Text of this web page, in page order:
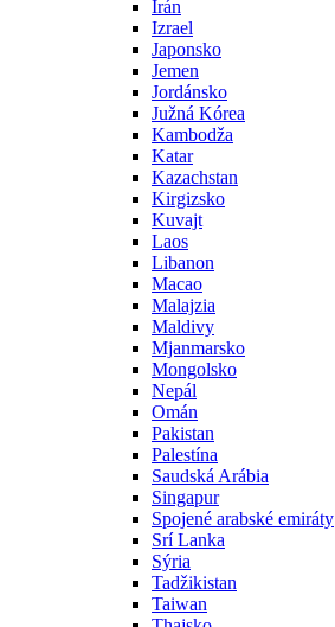
Irán
Izrael
Japonsko
Jemen
Jordánsko
Južná Kórea
Kambodža
Katar
Kazachstan
Kirgizsko
Kuvajt
Laos
Libanon
Macao
Malajzia
Maldivy
Mjanmarsko
Mongolsko
Nepál
Omán
Pakistan
Palestína
Saudská Arábia
Singapur
Spojené arabské emiráty
Srí Lanka
Sýria
Tadžikistan
Taiwan